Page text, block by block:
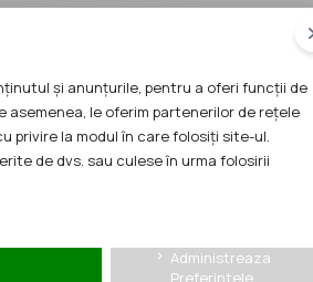
și anunțurile, pentru a oferi funcții de
asemenea, le oferim partenerilor de rețele
privire la modul în care folosiți site-ul.
de dvs. sau culese în urma folosirii
keyboard_arrow_right
Administreaza
Preferintele